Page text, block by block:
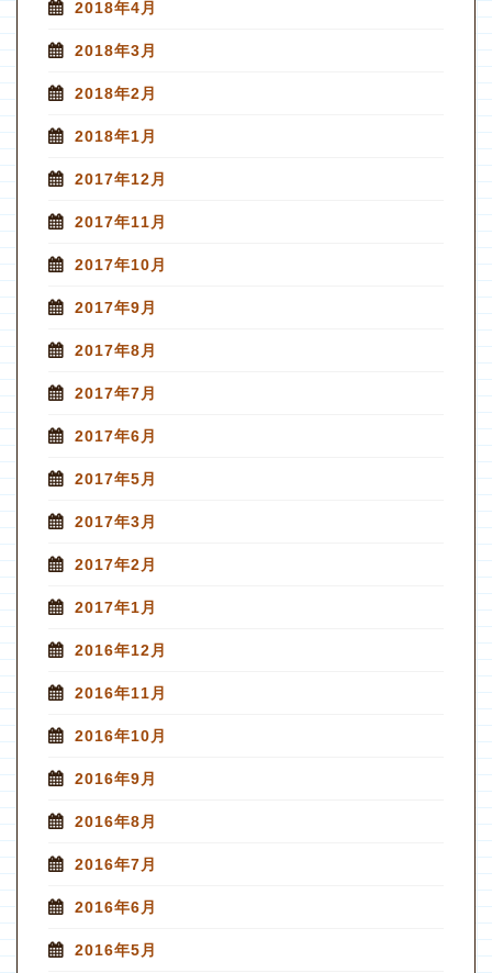
2018年4月
2018年3月
2018年2月
2018年1月
2017年12月
2017年11月
2017年10月
2017年9月
2017年8月
2017年7月
2017年6月
2017年5月
2017年3月
2017年2月
2017年1月
2016年12月
2016年11月
2016年10月
2016年9月
2016年8月
2016年7月
2016年6月
2016年5月